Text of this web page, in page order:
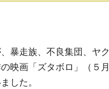
暴走族、不良集団、ヤ
映画「ズタボロ」（５
した。